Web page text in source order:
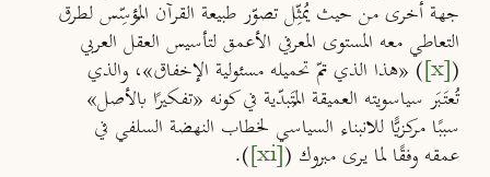
جهة أخرى من حيث يُمثِّل تصوّر طبيعة القرآن المُؤسِّس لطرق
التعاطي معه المستوى المعرفي الأعمق لتأسيس العقل العربي
(
[x] ) «هذا الذي تمّ تحميله مسئولية الإخفاق»، والذي
تُعتَبَر سياسويته العميقة المُتَبدّية في كونه «تفكيرًا بالأصل»
سببًا مركزيًّا للانبناء السياسي لخطاب النهضة السلفي في
عمقه وفقًا لما يرى مبروك ([xi]
).